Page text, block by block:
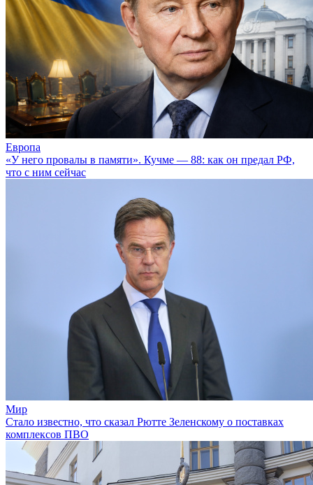
Европа
«У него провалы в памяти». Кучме — 88: как он предал РФ,
что с ним сейчас
Мир
Стало известно, что сказал Рютте Зеленскому о поставках
комплексов ПВО